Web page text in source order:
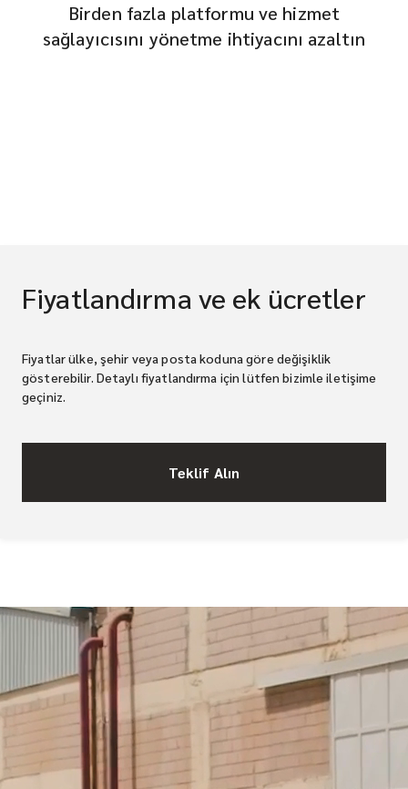
Birden fazla platformu ve hizmet
sağlayıcısını yönetme ihtiyacını azaltın
Fiyatlandırma ve ek ücretler
Fiyatlar ülke, şehir veya posta koduna göre değişiklik
gösterebilir. Detaylı fiyatlandırma için lütfen bizimle iletişime
geçiniz.
Teklif Alın